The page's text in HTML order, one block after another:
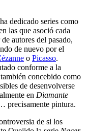
dedicado series como
las que asoció cada
autores del pasado,
de nuevo por el
o Picasso.
conforme a la
concebido como
de desenvolverse
en Diamante
precisamente pintura.
de si los